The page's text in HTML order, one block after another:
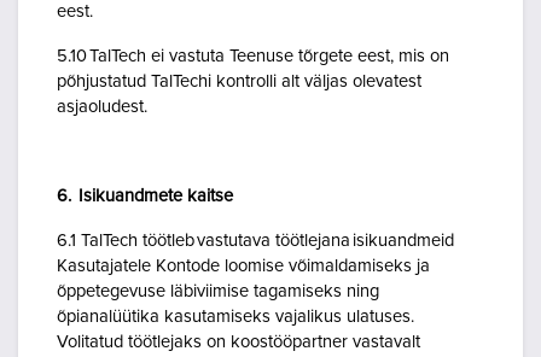
eest.
5.10 TalTech ei vastuta Teenuse tõrgete eest, mis on
põhjustatud TalTechi kontrolli alt väljas olevatest
asjaoludest.
6. Isikuandmete kaitse
6.1 TalTech töötleb vastutava töötlejana isikuandmeid
Kasutajatele Kontode loomise võimaldamiseks ja
õppetegevuse läbiviimise tagamiseks ning
õpianalüütika kasutamiseks vajalikus ulatuses.
Volitatud töötlejaks on koostööpartner vastavalt